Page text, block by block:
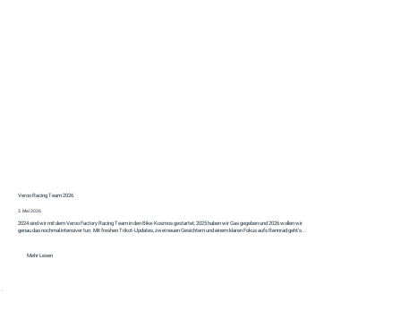
Veroo Racing Team 2026
3. Mai 2026
2024 sind wir mit dem Veroo Factory Racing Team in den Bike-Kosmos gestartet, 2025 haben wir Gas gegeben und 2026 wollen wir
genau das nochmal intensiver tun. Mit freshen Trikot-Updates, zwei neuen Gesichtern und einem klaren Fokus aufs Rennrad geht's...
Mehr Lesen